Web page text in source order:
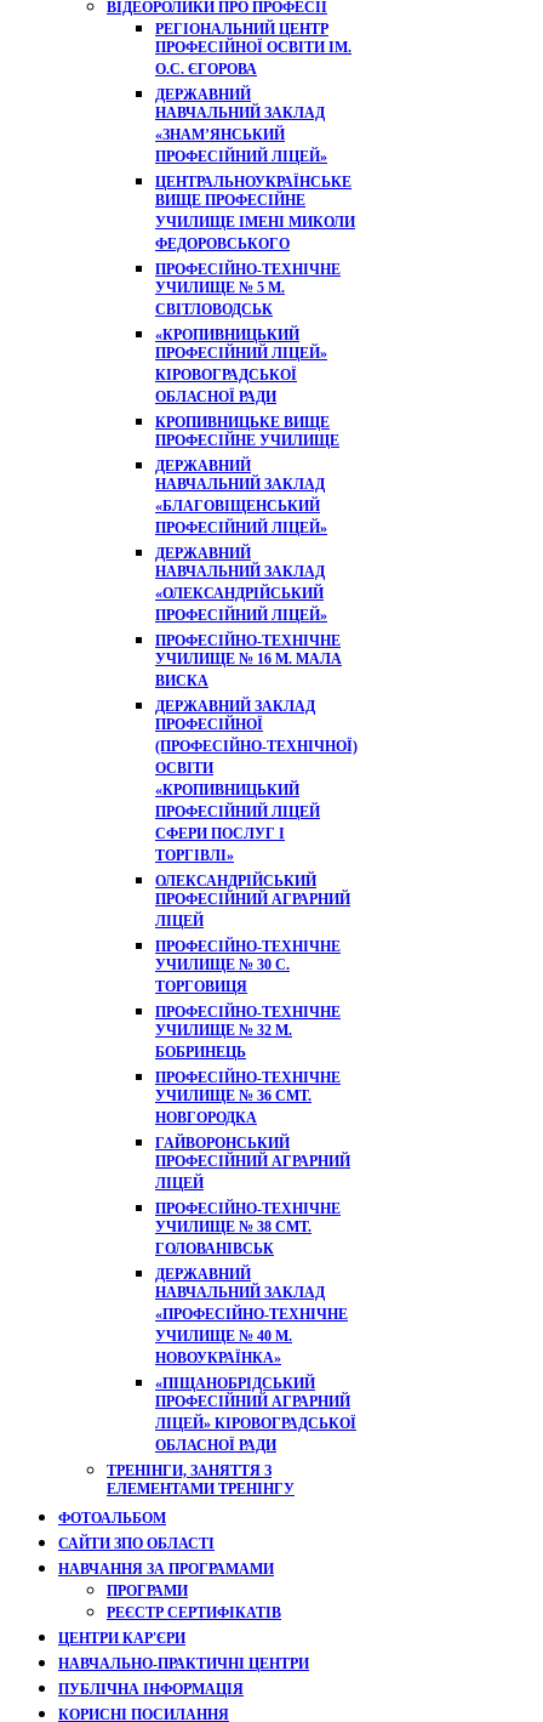
ВІДЕОРОЛИКИ ПРО ПРОФЕСІЇ
РЕГІОНАЛЬНИЙ ЦЕНТР
ПРОФЕСІЙНОЇ ОСВІТИ ІМ.
О.С. ЄГОРОВА
ДЕРЖАВНИЙ
НАВЧАЛЬНИЙ ЗАКЛАД
«ЗНАМ’ЯНСЬКИЙ
ПРОФЕСІЙНИЙ ЛІЦЕЙ»
ЦЕНТРАЛЬНОУКРАЇНСЬКЕ
ВИЩЕ ПРОФЕСІЙНЕ
УЧИЛИЩЕ ІМЕНІ МИКОЛИ
ФЕДОРОВСЬКОГО
ПРОФЕСІЙНО-ТЕХНІЧНЕ
УЧИЛИЩЕ № 5 М.
СВІТЛОВОДСЬК
«КРОПИВНИЦЬКИЙ
ПРОФЕСІЙНИЙ ЛІЦЕЙ»
КІРОВОГРАДСЬКОЇ
ОБЛАСНОЇ РАДИ
КРОПИВНИЦЬКЕ ВИЩЕ
ПРОФЕСІЙНЕ УЧИЛИЩЕ
ДЕРЖАВНИЙ
НАВЧАЛЬНИЙ ЗАКЛАД
«БЛАГОВІЩЕНСЬКИЙ
ПРОФЕСІЙНИЙ ЛІЦЕЙ»
ДЕРЖАВНИЙ
НАВЧАЛЬНИЙ ЗАКЛАД
«ОЛЕКСАНДРІЙСЬКИЙ
ПРОФЕСІЙНИЙ ЛІЦЕЙ»
ПРОФЕСІЙНО-ТЕХНІЧНЕ
УЧИЛИЩЕ № 16 М. МАЛА
ВИСКА
ДЕРЖАВНИЙ ЗАКЛАД
ПРОФЕСІЙНОЇ
(ПРОФЕСІЙНО-ТЕХНІЧНОЇ)
ОСВІТИ
«КРОПИВНИЦЬКИЙ
ПРОФЕСІЙНИЙ ЛІЦЕЙ
СФЕРИ ПОСЛУГ І
ТОРГІВЛІ»
ОЛЕКСАНДРІЙСЬКИЙ
ПРОФЕСІЙНИЙ АГРАРНИЙ
ЛІЦЕЙ
ПРОФЕСІЙНО-ТЕХНІЧНЕ
УЧИЛИЩЕ № 30 С.
ТОРГОВИЦЯ
ПРОФЕСІЙНО-ТЕХНІЧНЕ
УЧИЛИЩЕ № 32 М.
БОБРИНЕЦЬ
ПРОФЕСІЙНО-ТЕХНІЧНЕ
УЧИЛИЩЕ № 36 СМТ.
НОВГОРОДКА
ГАЙВОРОНСЬКИЙ
ПРОФЕСІЙНИЙ АГРАРНИЙ
ЛІЦЕЙ
ПРОФЕСІЙНО-ТЕХНІЧНЕ
УЧИЛИЩЕ № 38 СМТ.
ГОЛОВАНІВСЬК
ДЕРЖАВНИЙ
НАВЧАЛЬНИЙ ЗАКЛАД
«ПРОФЕСІЙНО-ТЕХНІЧНЕ
УЧИЛИЩЕ № 40 М.
НОВОУКРАЇНКА»
«ПІЩАНОБРІДСЬКИЙ
ПРОФЕСІЙНИЙ АГРАРНИЙ
ЛІЦЕЙ» КІРОВОГРАДСЬКОЇ
ОБЛАСНОЇ РАДИ
ТРЕНІНГИ, ЗАНЯТТЯ З
ЕЛЕМЕНТАМИ ТРЕНІНГУ
ФОТОАЛЬБОМ
САЙТИ ЗПО ОБЛАСТІ
НАВЧАННЯ ЗА ПРОГРАМАМИ
ПРОГРАМИ
РЕЄСТР СЕРТИФІКАТІВ
ЦЕНТРИ КАР'ЄРИ
НАВЧАЛЬНО-ПРАКТИЧНІ ЦЕНТРИ
ПУБЛІЧНА ІНФОРМАЦІЯ
КОРИСНІ ПОСИЛАННЯ